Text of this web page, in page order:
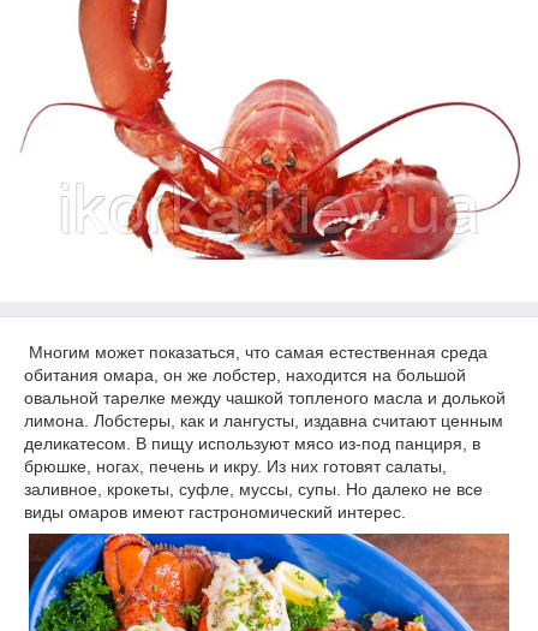
Многим может показаться, что самая естественная среда
обитания омара, он же лобстер, находится на большой
овальной тарелке между чашкой топленого масла и долькой
лимона. Лобстеры, как и лангусты, издавна считают ценным
деликатесом. В пищу используют мясо из-под панциря, в
брюшке, ногах, печень и икру. Из них готовят салаты,
заливное, крокеты, суфле, муссы, супы. Но далеко не все
виды омаров имеют гастрономический интерес.